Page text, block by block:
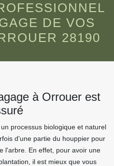
DE VOS
28190
à Orrouer est
processus biologique et naturel
d'une partie du houppier pour
l'arbre. En effet, pour avoir une
il est mieux que vous